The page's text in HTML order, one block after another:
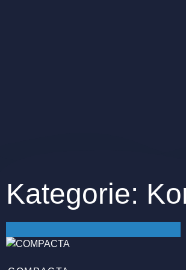
Kategorie: